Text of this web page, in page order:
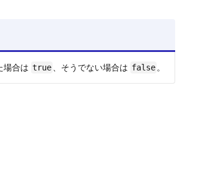
場合は true、そうでない場合は false。